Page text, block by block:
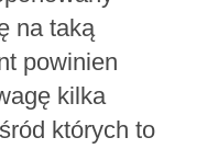
na taką
powinien
kilka
których to